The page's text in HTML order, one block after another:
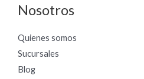
Nosotros
Quienes somos
Sucursales
Blog